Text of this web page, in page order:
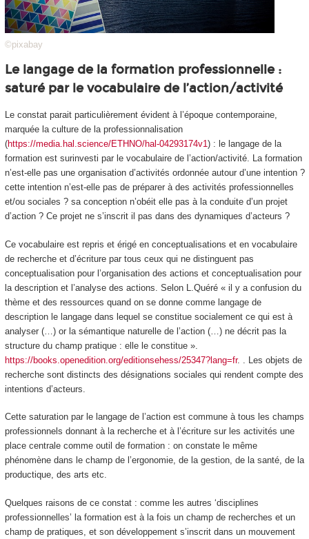
©pixabay
Le langage de la formation professionnelle :
saturé par le vocabulaire de l’action/activité
Le constat parait particulièrement évident à l’époque contemporaine,
marquée la culture de la professionnalisation
(https://media.hal.science/ETHNO/hal-04293174v1) : le langage de la
formation est surinvesti par le vocabulaire de l’action/activité. La formation
n’est-elle pas une organisation d’activités ordonnée autour d’une intention ?
cette intention n’est-elle pas de préparer à des activités professionnelles
et/ou sociales ?sa conception n’obéit elle pas à la conduite d’un projet
d’action ?Ce projet ne s’inscrit il pas dans des dynamiques d’acteurs ?
Ce vocabulaire est repris et érigé en conceptualisations et en vocabulaire
de recherche et d’écriture par tous ceux qui ne distinguent pas
conceptualisation pour l’organisationdes actions et conceptualisation pour
la description et l’analysedes actions. Selon L.Quéré « il y a confusion du
thème et des ressources quand on se donne comme langage de
description le langage dans lequel se constitue socialement ce qui est à
analyser (…) or la sémantique naturelle de l’action (…) ne décrit pas la
structure du champ pratique : elle le constitue ».
https://books.openedition.org/editionsehess/25347?lang=fr. . Les objets de
recherche sont distincts des désignations sociales qui rendent compte des
intentions d’acteurs.
Cette saturation par le langage de l’action est commune à tous les champs
professionnels donnant à la recherche et à l’écriture sur les activités une
place centrale comme outil de formation : on constate le même
phénomène dans le champ de l’ergonomie, de la gestion, de la santé, de la
productique, des arts etc.
Quelques raisons de ce constat : comme les autres ‘disciplines
professionnelles’ la formation està la fois un champ de recherches et un
champ de pratiques, et son développement s’inscrit dans un mouvement